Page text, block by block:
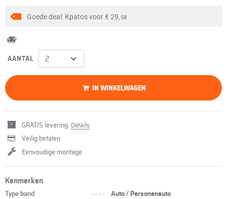
Goede deal: Kpatos voor€ 29, 58
AANTAL
IN WINKELWAGEN
GRATIS levering. Details
Veilig betalen
Eenvoudige montage
Kenmerken
Type band ----
Auto / Personenauto